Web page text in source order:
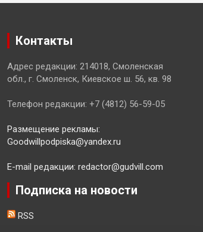
Контакты
Адрес редакции: 214018, Смоленская
обл., г. Смоленск, Киевское ш. 56, кв. 98
Телефон редакции: +7 (4812) 56-59-05
Размещение рекламы:
Goodwillpodpiska@yandex.ru
E-mail редакции: redactor@gudvill.com
Подписка на новости
RSS